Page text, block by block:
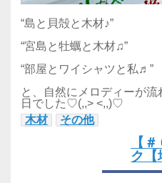
“島と貝殻と木材♪”
“宮島と牡蠣と木材♫”
“部屋とワイシャツと私♬”
と、自然にメロディーが
日でした♡(,,> <,,)♡
木材
その他
【
ク【